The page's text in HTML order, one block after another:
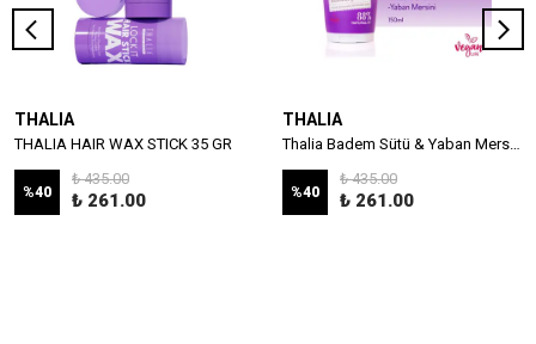
THALIA
THALIA HAIR WAX STICK 35 GR
%40
₺ 435.00
₺ 261.00
THALIA
%40
₺ 435.00
₺ 261.00